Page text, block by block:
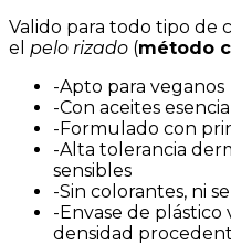
Valido para todo tipo de
el pelo rizado (método
-Apto para veganos
-Con aceites
-Formulado con
-Alta tolerancia
sensibles
-Sin colorantes, ni
-Envase de
densidad